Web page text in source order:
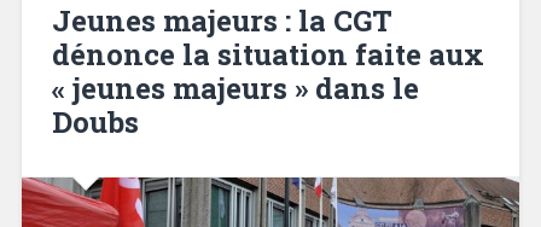
Jeunes majeurs : la CGT
dénonce la situation faite aux
« jeunes majeurs » dans le
Doubs